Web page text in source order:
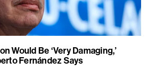
Would Be ‘Very Damaging,’
Fernández Says